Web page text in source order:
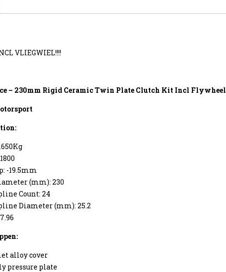
VLIEGWIEL!!!!
– 230mm Rigid Ceramic Twin Plate Clutch Kit Incl Flywheel
-19.5mm
(mm): 230
Count: 24
Diameter (mm): 25.2
alloy cover
pressure plate